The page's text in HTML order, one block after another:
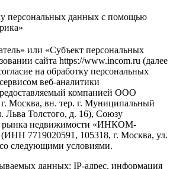
персональных данных с помощью
или «Субъект персональных
сайта https://www.incom.ru (далее
на обработку персональных
веб-аналитики
компанией ООО
Москва, вн. тер. г. Муниципальный
Толстого, д. 16), Союзу
рынка недвижимости «ИНКОМ-
7719020591, 105318, г. Москва, ул.
следующими условиями.
данных: IP-адрес, информация